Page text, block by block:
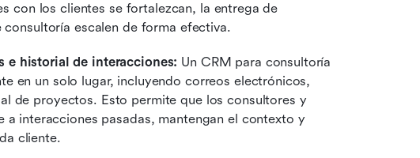
con los clientes se fortalezcan, la entrega de
escalen de forma efectiva.
e historial de interacciones: Un CRM para consultoría
en un solo lugar, incluyendo correos electrónicos,
de proyectos. Esto permite que los consultores y
interacciones pasadas, mantengan el contexto y
cliente.